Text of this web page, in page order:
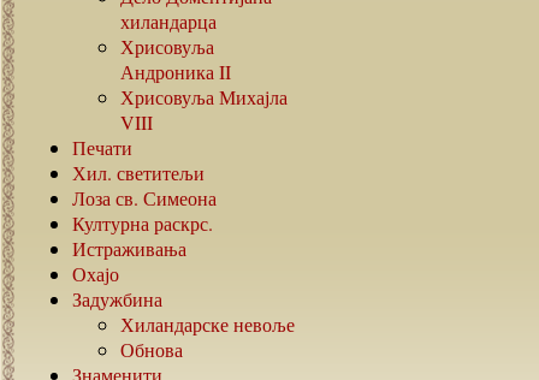
хиландарца
Хрисовуља
Андроника II
Хрисовуља Михајла
VIII
Печати
Хил. светитељи
Лоза св. Симеона
Културна раскрс.
Истраживања
Охајо
Задужбина
Хиландарске невоље
Обнова
Знаменити